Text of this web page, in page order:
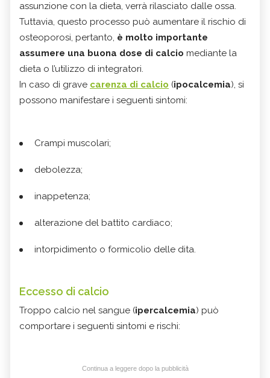
assunzione con la dieta, verrà rilasciato dalle ossa.
Tuttavia, questo processo può aumentare il rischio di
osteoporosi, pertanto, è molto importante
assumere una buona dose di calcio mediante la
dieta o l’utilizzo di integratori.
In caso di grave carenza di calcio (ipocalcemia), si
possono manifestare i seguenti sintomi:
Crampi muscolari;
debolezza;
inappetenza;
alterazione del battito cardiaco;
intorpidimento o formicolio delle dita.
Eccesso di calcio
Troppo calcio nel sangue (ipercalcemia) può
comportare i seguenti sintomi e rischi:
Continua a leggere dopo la pubblicità